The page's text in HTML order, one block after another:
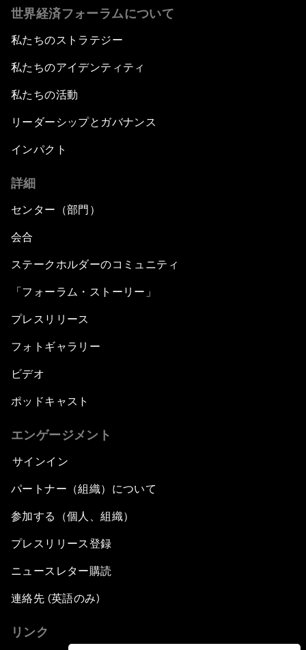
世界経済フォーラムについて
私たちのストラテジー
私たちのアイデンティティ
私たちの活動
リーダーシップとガバナンス
インパクト
詳細
センター（部門）
会合
ステークホルダーのコミュニティ
「フォーラム・ストーリー」
プレスリリース
フォトギャラリー
ビデオ
ポッドキャスト
エンゲージメント
サインイン
パートナー（組織）について
参加する（個人、組織）
プレスリリース登録
ニュースレター購読
連絡先 (英語のみ)
リンク